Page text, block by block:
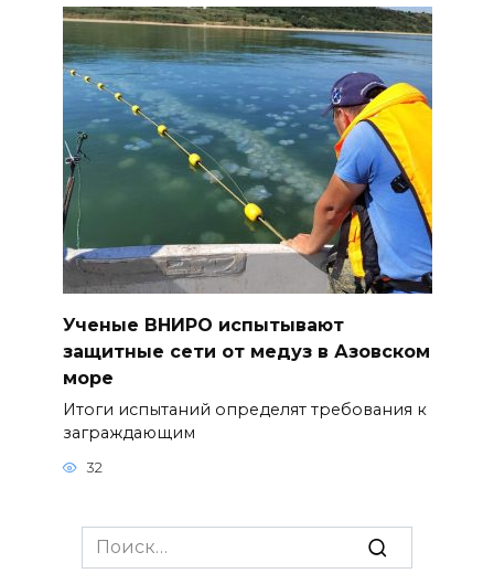
Ученые ВНИРО испытывают
защитные сети от медуз в Азовском
море
Итоги испытаний определят требования к
заграждающим
32
Search
for: